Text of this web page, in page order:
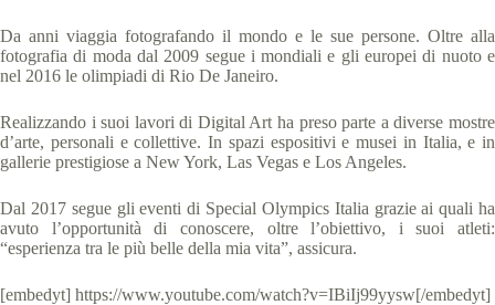
Da anni viaggia fotografando il mondo e le sue persone. Oltre alla
fotografia di moda dal 2009 segue i mondiali e gli europei di nuoto e
nel 2016 le olimpiadi di Rio De Janeiro.
Realizzando i suoi lavori di Digital Art ha preso parte a diverse mostre
d’arte, personali e collettive. In spazi espositivi e musei in Italia, e in
gallerie prestigiose a New York, Las Vegas e Los Angeles.
Dal 2017 segue gli eventi di Special Olympics Italia grazie ai quali ha
avuto l’opportunità di conoscere, oltre l’obiettivo, i suoi atleti:
“esperienza tra le più belle della mia vita”, assicura.
[embedyt] https://www.youtube.com/watch?v=IBiIj99yysw[/embedyt]